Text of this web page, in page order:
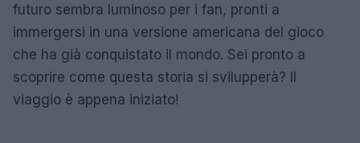
futuro sembra luminoso per i fan, pronti a
immergersi in una versione americana del gioco
che ha già conquistato il mondo. Sei pronto a
scoprire come questa storia si svilupperà? Il
viaggio è appena iniziato!